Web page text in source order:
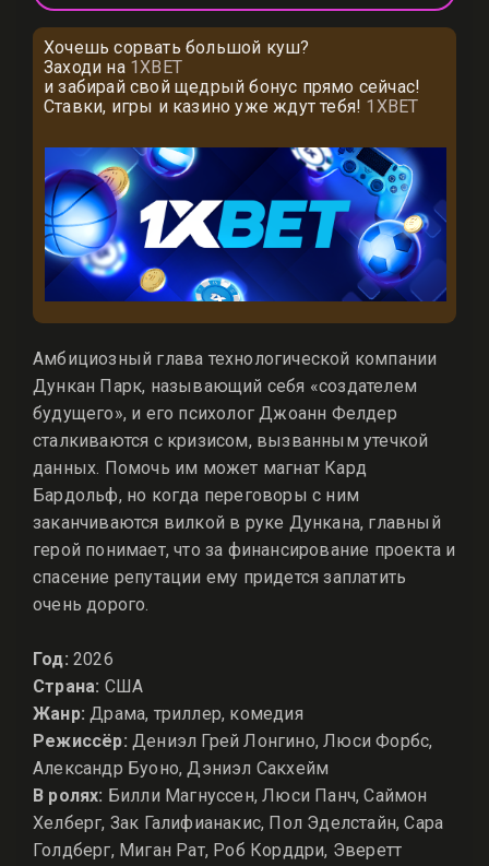
Хочешь сорвать большой куш?
Заходи на 1XBET
и забирай свой щедрый бонус прямо сейчас!
Ставки, игры и казино уже ждут тебя! 1XBET
Амбициозный глава технологической компании
Дункан Парк, называющий себя «создателем
будущего», и его психолог Джоанн Фелдер
сталкиваются с кризисом, вызванным утечкой
данных. Помочь им может магнат Кард
Бардольф, но когда переговоры с ним
заканчиваются вилкой в руке Дункана, главный
герой понимает, что за финансирование проекта и
спасение репутации ему придется заплатить
очень дорого.
Год: 2026
Страна: США
Жанр: Драма, триллер, комедия
Режиссёр: Дениэл Грей Лонгино, Люси Форбс,
Александр Буоно, Дэниэл Сакхейм
В ролях: Билли Магнуссен, Люси Панч, Саймон
Хелберг, Зак Галифианакис, Пол Эделстайн, Сара
Голдберг, Миган Рат, Роб Корддри, Эверетт